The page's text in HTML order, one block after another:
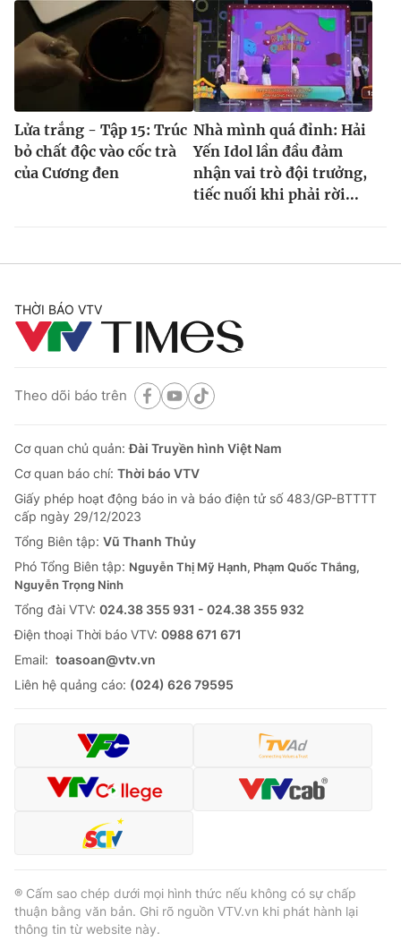
Lửa trắng - Tập 15: Trúc
bỏ chất độc vào cốc trà
của Cương đen
Nhà mình quá đỉnh: Hải
Yến Idol lần đầu đảm
nhận vai trò đội trưởng,
tiếc nuối khi phải rời...
THỜI BÁO VTV
Theo dõi báo trên
Cơ quan chủ quản:Đài Truyền hình Việt Nam
Cơ quan báo chí: Thời báo VTV
Giấy phép hoạt động báo in và báo điện tử số 483/GP-BTTTT
cấp ngày 29/12/2023
Tổng Biên tập: Vũ Thanh Thủy
Phó Tổng Biên tập: Nguyễn Thị Mỹ Hạnh, Phạm Quốc Thắng,
Nguyễn Trọng Ninh
Tổng đài VTV: 024.38 355 931 - 024.38 355 932
Ðiện thoại Thời báo VTV: 0988 671 671
Email: toasoan@vtv.vn
Liên hệ quảng cáo: (024) 626 79595
® Cấm sao chép dưới mọi hình thức nếu không có sự chấp
thuận bằng văn bản. Ghi rõ nguồn VTV.vn khi phát hành lại
thông tin từ website này.